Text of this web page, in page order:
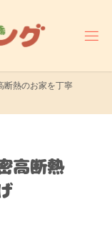
断熱のお家を丁寧
高断熱